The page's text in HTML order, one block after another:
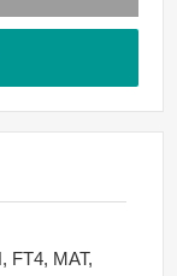
FT4, MAT,